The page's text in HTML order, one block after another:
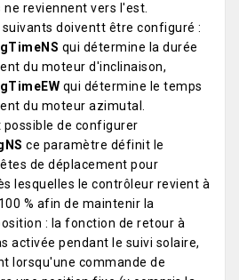
reviennent vers l'est.
doiventt être configuré :
qui détermine la durée
du moteur d'inclinaison,
qui détermine le temps
du moteur azimutal.
possible de configurer
ce paramètre définit le
de déplacement pour
lesquelles le contrôleur revient à
% afin de maintenir la
: la fonction de retour à
activée pendant le suivi solaire,
lorsqu'une commande de